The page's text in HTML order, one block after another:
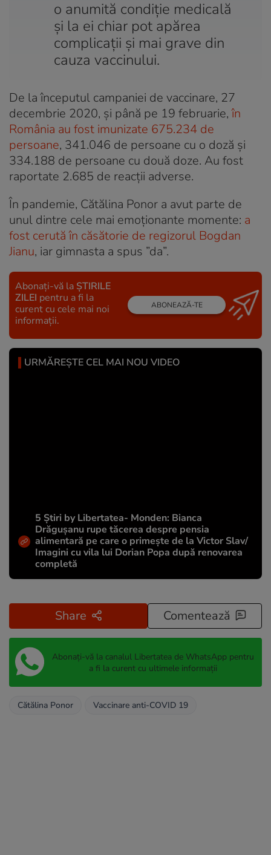
o anumită condiție medicală
și la ei chiar pot apărea
complicații și mai grave din
cauza vaccinului.
De la începutul campaniei de vaccinare, 27
decembrie 2020, și până pe 19 februarie,în
România au fost imunizate 675.234 de
persoane, 341.046 de persoane cu o doză şi
334.188 de persoane cu două doze. Au fost
raportate 2.685 de reacții adverse.
În pandemie, Cătălina Ponor a avut parte de
unul dintre cele mai emoționante momente: a
fost cerută în căsătorie de regizorul Bogdan
Jianu, iar gimnasta a spus ”da”.
Abonați-vă la ȘTIRILE
ZILEI pentru a fi la
curent cu cele mai noi
informații.
ABONEAZĂ-TE
URMĂREȘTE CEL MAI NOU VIDEO
5 Știri by Libertatea- Monden: Bianca
Drăgușanu rupe tăcerea despre pensia
alimentară pe care o primește de la Victor Slav/
Imagini cu vila lui Dorian Popa după renovarea
completă
Share Comentează
Abonați-vă la canalul Libertatea de WhatsApp pentru
a fi la curent cu ultimele informații
Cătălina Ponor Vaccinare anti-COVID 19